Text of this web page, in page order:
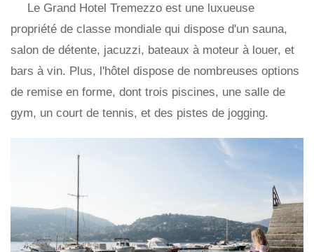
Le Grand Hotel Tremezzo est une luxueuse
propriété de classe mondiale qui dispose d'un sauna,
salon de détente, jacuzzi, bateaux à moteur à louer, et
bars à vin. Plus, l'hôtel dispose de nombreuses options
de remise en forme, dont trois piscines, une salle de
gym, un court de tennis, et des pistes de jogging.